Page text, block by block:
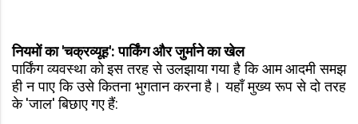
नियमों का 'चक्रव्यूह': पार्किंग और जुर्माने का खेल
पार्किंग व्यवस्था को इस तरह से उलझाया गया है कि आम आदमी समझ
ही न पाए कि उसे कितना भुगतान करना है। यहाँ मुख्य रूप से दो तरह
के 'जाल' बिछाए गए हैं: